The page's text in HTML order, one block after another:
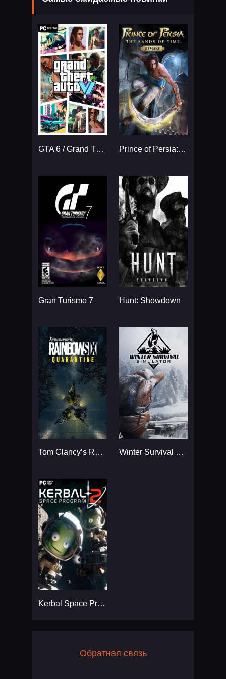
GTA 6 / Grand Theft Auto VI Prince of Persia: The Sands
Gran Turismo 7 Hunt: Showdown
Tom Clancy’s Rainbow Six Winter Survival Simulator
Kerbal Space Program 2
Обратная связь